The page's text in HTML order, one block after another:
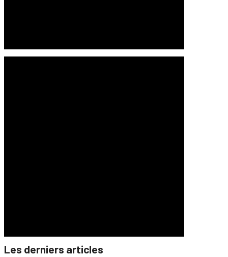
Les derniers articles